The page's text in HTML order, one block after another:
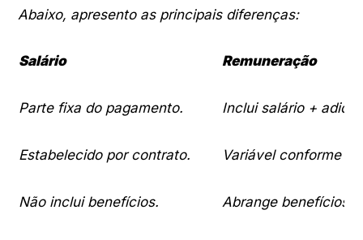
Abaixo, apresento as principais diferenças:
Salário Remuneração
Parte fixa do pagamento. Inclui salário +
Estabelecido por contrato. Variável conforme
Não inclui benefícios. Abrange benefícios